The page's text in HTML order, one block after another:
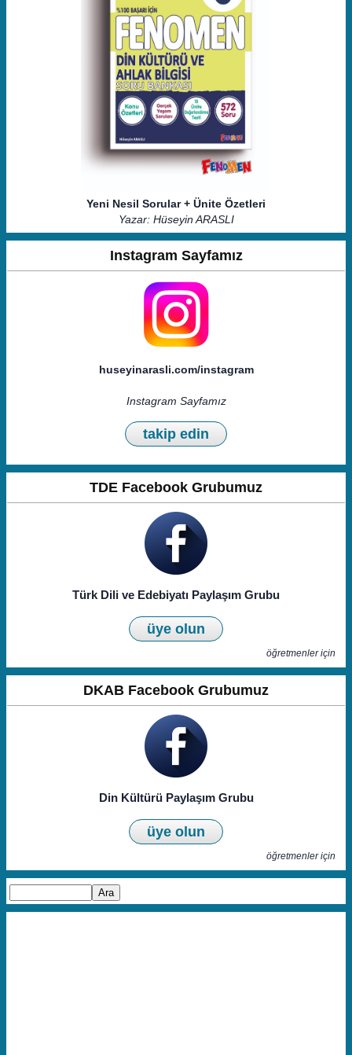
Yeni Nesil Sorular + Ünite Özetleri
Yazar: Hüseyin ARASLI
Instagram Sayfamız
huseyinarasli.com/instagram
Instagram Sayfamız
takip edin
TDE Facebook Grubumuz
Türk Dili ve Edebiyatı Paylaşım Grubu
üye olun
öğretmenler için
DKAB Facebook Grubumuz
Din Kültürü Paylaşım Grubu
üye olun
öğretmenler için